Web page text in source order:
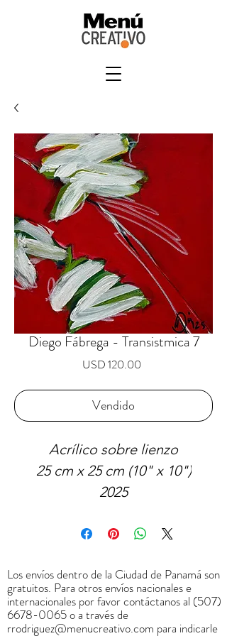
Diego Fábrega - Transistmica 7
USD 120.00
Vendido
Acrílico sobre lienzo
25 cm x 25 cm (10" x 10")
2025
Los envíos dentro de la Ciudad de Panamá son
gratuitos. Para otros envíos nacionales e
internacionales por favor contáctanos al (507)
6678-0065o a través de
rrodriguez@menucreativo.com para indicarle